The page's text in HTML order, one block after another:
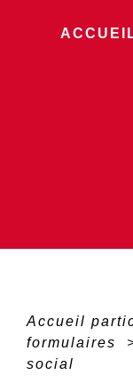
Accueil
formulaires
social